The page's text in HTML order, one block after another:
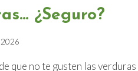
¿Seguro?
2026
que no te gusten las verduras